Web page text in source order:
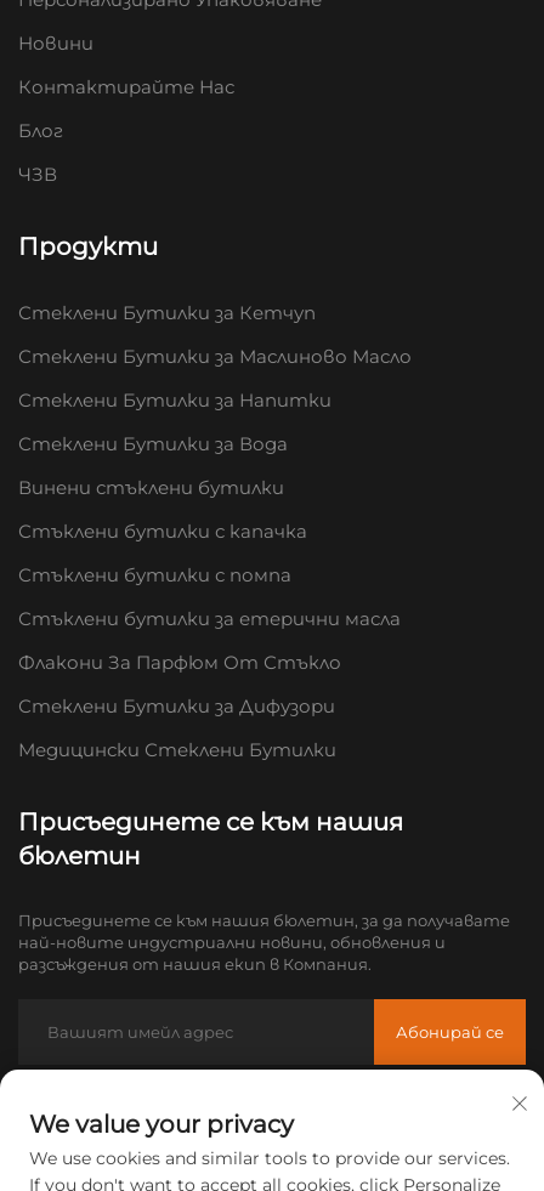
Новини
Контактирайте Нас
Блог
ЧЗВ
Продукти
Стеклени Бутилки за Кетчуп
Стеклени Бутилки за Маслиново Масло
Стеклени Бутилки за Напитки
Стеклени Бутилки за Вода
Винени стъклени бутилки
Стъклени бутилки с капачка
Стъклени бутилки с помпа
Стъклени бутилки за етерични масла
Флакони За Парфюм От Стъкло
Стеклени Бутилки за Дифузори
Медицински Стеклени Бутилки
Присъединете се към нашия
бюлетин
Присъединете се към нашия бюлетин, за да получавате
най-новите индустриални новини, обновления и
разсъждения от нашия екип в Компания.
Абонирай се
+86-18605685636
We value your privacy
We use cookies and similar tools to provide our services.
If you don't want to accept all cookies, click Personalize